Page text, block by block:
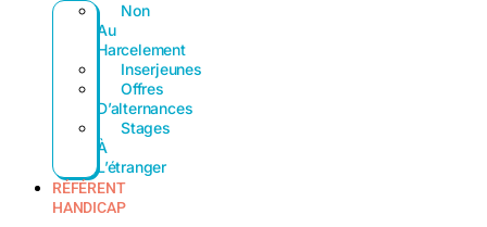
Non
Au
Harcelement
Inserjeunes
Offres
D’alternances
Stages
À
L’étranger
RÉFÉRENT
HANDICAP